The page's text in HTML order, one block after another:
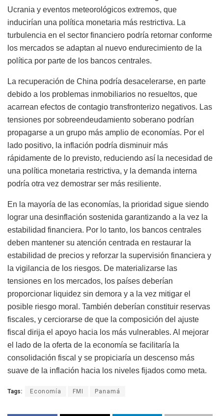
Ucrania y eventos meteorológicos extremos, que
inducirían una política monetaria más restrictiva. La
turbulencia en el sector financiero podría retornar conforme
los mercados se adaptan al nuevo endurecimiento de la
política por parte de los bancos centrales.
La recuperación de China podría desacelerarse, en parte
debido a los problemas inmobiliarios no resueltos, que
acarrean efectos de contagio transfronterizo negativos. Las
tensiones por sobreendeudamiento soberano podrían
propagarse a un grupo más amplio de economías. Por el
lado positivo, la inflación podría disminuir más
rápidamente de lo previsto, reduciendo así la necesidad de
una política monetaria restrictiva, y la demanda interna
podría otra vez demostrar ser más resiliente.
En la mayoría de las economías, la prioridad sigue siendo
lograr una desinflación sostenida garantizando a la vez la
estabilidad financiera. Por lo tanto, los bancos centrales
deben mantener su atención centrada en restaurar la
estabilidad de precios y reforzar la supervisión financiera y
la vigilancia de los riesgos. De materializarse las
tensiones en los mercados, los países deberían
proporcionar liquidez sin demora y a la vez mitigar el
posible riesgo moral. También deberían constituir reservas
fiscales, y cerciorarse de que la composición del ajuste
fiscal dirija el apoyo hacia los más vulnerables. Al mejorar
el lado de la oferta de la economía se facilitaría la
consolidación fiscal y se propiciaría un descenso más
suave de la inflación hacia los niveles fijados como meta.
Tags: Economía FMI Panamá